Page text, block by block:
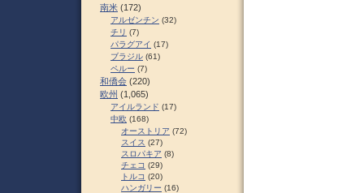
南米 (172)
アルゼンチン (32)
チリ (7)
パラグアイ (17)
ブラジル (61)
ペルー (7)
和僑会 (220)
欧州 (1,065)
アイルランド (17)
中欧 (168)
オーストリア (72)
スイス (27)
スロパキア (8)
チェコ (29)
トルコ (20)
ハンガリー (16)